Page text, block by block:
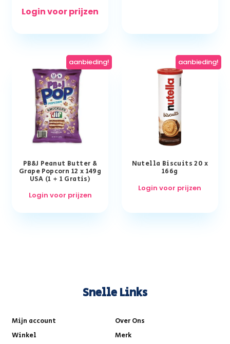
Login voor prijzen
aanbieding!
PB&J Peanut Butter &
Grape Popcorn 12 x 149g
USA (1 + 1 Gratis)
Login voor prijzen
aanbieding!
Nutella Biscuits 20 x
166g
Login voor prijzen
Snelle Links
Mijn account
Over Ons
Winkel
Merk